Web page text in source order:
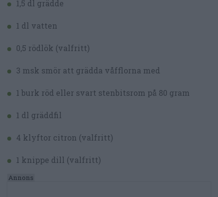
1,5 dl grädde
1 dl vatten
0,5 rödlök (valfritt)
3 msk smör att grädda våfflorna med
1 burk röd eller svart stenbitsrom på 80 gram
1 dl gräddfil
4 klyftor citron (valfritt)
1 knippe dill (valfritt)